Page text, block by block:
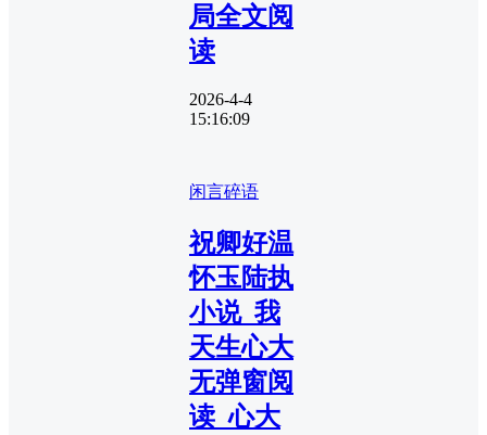
局全文阅
读
2026-4-4
15:16:09
闲言碎语
祝卿好温
怀玉陆执
小说_我
天生心大
无弹窗阅
读_心大